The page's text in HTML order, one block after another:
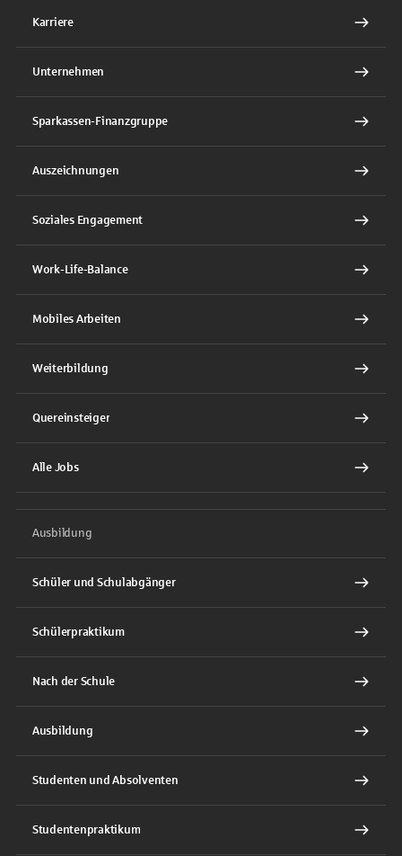
Karriere
Unternehmen
Sparkassen-Finanzgruppe
Auszeichnungen
Soziales Engagement
Work-Life-Balance
Mobiles Arbeiten
Weiterbildung
Quereinsteiger
Alle Jobs
Ausbildung
Schüler und Schulabgänger
Schülerpraktikum
Nach der Schule
Ausbildung
Studenten und Absolventen
Studentenpraktikum